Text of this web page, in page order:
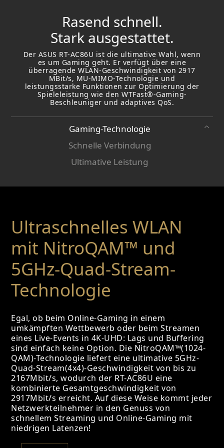
Rasend schnell.
Stark ausgestattet.
Der ASUS RT-AC86U ist die ultimative Wahl, wenn
es um Gaming geht. Er verfügt über eine
überragende WLAN-Geschwindigkeit von 2917
MBit/s, MU-MIMO-Technologie und
leistungsstarke Funktionen zur Optimierung der
Spieleleistung wie den WTFast®-Gaming-
Beschleuniger und adaptives QoS.
Gaming-Technologie
Schnelle Verbindung
Ultimative Leistung
Ultraschnelles WLAN
mit NitroQAM™ und
5GHz-Quad-Stream-
Technologie
Egal, ob beim Online-Gaming in einem
umkämpften Wettbewerb oder beim Streamen
eines Live-Events in 4K-UHD: Lags und Buffering
sind einfach keine Option. Die NitroQAM™(1024-
QAM)-Technologie liefert eine ultimative 5GHz-
Quad-Stream(4x4)-Geschwindigkeit von bis zu
2167Mbit/s, wodurch der RT-AC86U eine
kombinierte Gesamtgeschwindigkeit von
2917Mbit/s erreicht. Auf diese Weise kommt jeder
Netzwerkteilnehmer in den Genuss von
schnellem Streaming und Online-Gaming mit
niedrigen Latenzen!